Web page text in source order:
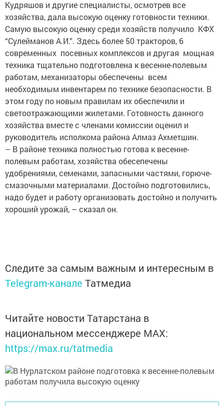
Кудряшов и другие специалисты, осмотрев все
хозяйства, дала высокую оценку готовности техники.
Самую высокую оценку среди хозяйств получило КФХ
“Сулейманов А.И.”. Здесь более 50 тракторов, 6
современных посевных комплексов и другая мощная
техника тщательно подготовлена к весенне-полевым
работам, механизаторы обеспечены всем
необходимым инвентарем по технике безопасности. В
этом году по новым правилам их обеспечили и
светоотражающими жилетами. Готовность данного
хозяйства вместе с членами комиссии оценил и
руководитель исполкома района Алмаз Ахметшин.
– В районе техника полностью готова к весенне-
полевым работам, хозяйства обесепечены
удобрениями, семенами, запасными частями, горюче-
смазочными материалами. Достойно подготовились,
надо будет и работу организовать достойно и получить
хороший урожай, – сказал он.
Следите за самым важным и интересным в
Telegram-канале Татмедиа
Читайте новости Татарстана в
национальном мессенджере MАХ:
https://max.ru/tatmedia